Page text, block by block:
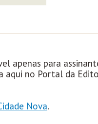
apenas para
aqui no Portal da
Nova.